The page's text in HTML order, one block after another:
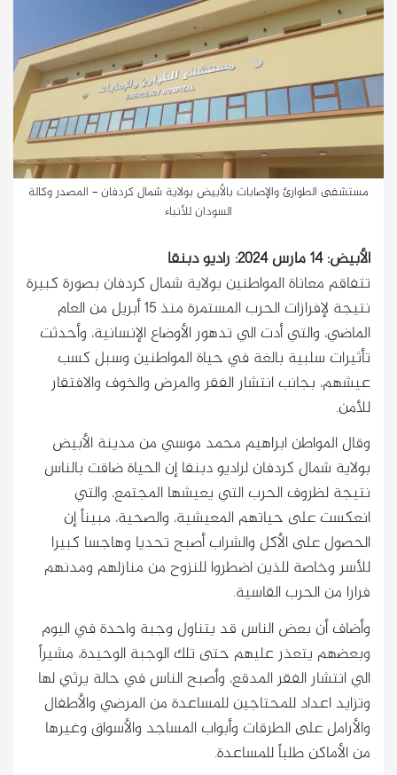
مستشفى الطوارئ والإصابات بالأبيض بولاية شمال كردفان - المصدر وكالة
السودان للأنباء
الأبيض: 14 مارس 2024: راديو دبنقا
تتفاقم معاناة المواطنين بولاية شمال كردفان بصورة كبيرة
نتيجة لإفرازات الحرب المستمرة منذ 15 أبريل من العام
الماضي، والتي أدت الي تدهور الأوضاع الإنسانية، وأحدثت
تأثيرات سلبية بالغة في حياة المواطنين وسبل كسب
عيشهم، بجانب انتشار الفقر والمرض والخوف والافتقار
للأمن.
وقال المواطن ابراهيم محمد موسي من مدينة الأبيض
بولاية شمال كردفان لراديو دبنقا إن الحياة ضاقت بالناس
نتيجة لظروف الحرب التي يعيشها المجتمع، والتي
انعكست على حياتهم المعيشية، والصحية، مبيناً إن
الحصول على الأكل والشراب أصبح تحديا وهاجسا كبيرا
للأسر وخاصة للذين اضطروا للنزوح من منازلهم ومدنهم
فرارا من الحرب القاسية.
وأضاف أن بعض الناس قد يتناول وجبة واحدة في اليوم
وبعضهم يتعذر عليهم حتى تلك الوجبة الوحيدة، مشيراً
الي انتشار الفقر المدقع، وأصبح الناس في حالة يرثي لها
وتزايد اعداد للمحتاجين للمساعدة من المرضي والأطفال
والأرامل على الطرقات وأبواب المساجد والأسواق وغيرها
من الأماكن طلباً للمساعدة.